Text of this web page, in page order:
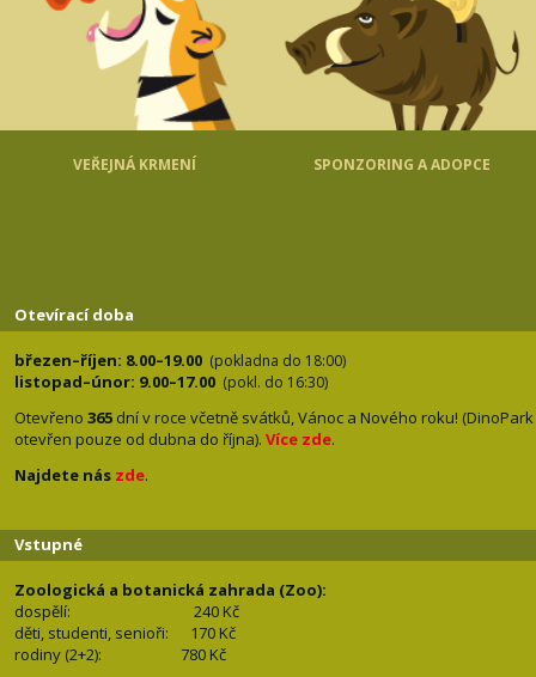
VEŘEJNÁ KRMENÍ SPONZORING A ADOPCE
Otevírací doba
březen–říjen: 8.00–19.00 (pokladna do 18:00)
listopad–únor: 9.00–17.00 (pokl. do 16:30)
Otevřeno 365 dní v roce včetně svátků, Vánoc a Nového roku! (DinoPark
otevřen pouze od dubna do října). Více zde.
Najdete nás zde.
Vstupné
Zoologická a botanická zahrada (Zoo):
dospělí:
240 Kč
děti, studenti, senioři: 170 Kč
rodiny (2+2): 780 Kč